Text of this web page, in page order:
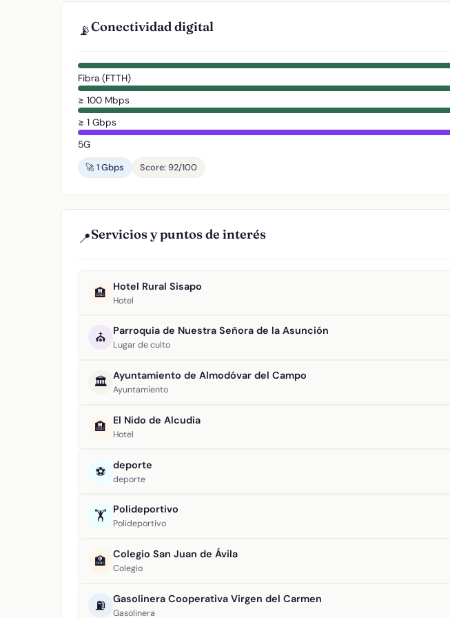
📡Conectividad digital
Fibra (FTTH)
≥ 100 Mbps
≥ 1 Gbps
5G
🚀 1 Gbps
Score: 92/100
📍Servicios y puntos de interés
🏨 Hotel Rural Sisapo
Hotel
⛪ Parroquia de Nuestra Señora de la Asunción
Lugar de culto
🏛️ Ayuntamiento de Almodóvar del Campo
Ayuntamiento
🏨 El Nido de Alcudia
Hotel
⚽ deporte
deporte
🏋️ Polideportivo
Polideportivo
🏫 Colegio San Juan de Ávila
Colegio
⛽ Gasolinera Cooperativa Virgen del Carmen
Gasolinera